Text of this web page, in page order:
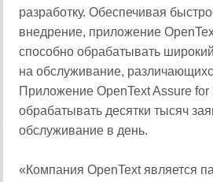
разработку. Обеспечивая
внедрение, приложение
способно обрабатывать
на обслуживание,
Приложение OpenText Assure for
обрабатывать десятки тысяч
обслуживание в день.
«Компания OpenText является